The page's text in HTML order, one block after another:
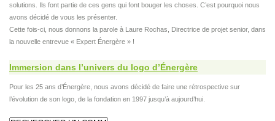
solutions. Ils font partie de ces gens qui font bouger les choses. C’est pourquoi nous
avons décidé de vous les présenter.
Cette fois-ci, nous donnons la parole à Laure Rochas, Directrice de projet senior, dans
la nouvelle entrevue « Expert Énergère » !
Immersion dans l’univers du logo d’Énergère
Pour les 25 ans d’Énergère, nous avons décidé de faire une rétrospective sur
l’évolution de son logo, de la fondation en 1997 jusqu’à aujourd’hui.